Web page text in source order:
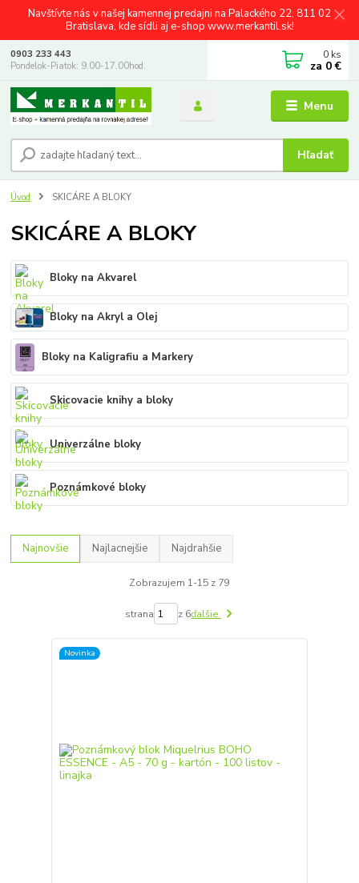
Navštívte nás v našej kamennej predajni na Palackého 22, 811 02
Bratislava, kde sídli aj e-shop www.merkantil.sk!
Menu
Hľadať
0903 233 443
Pondelok-Piatok: 9.00-17.00hod.
0 ks
za 0 €
Úvod SKICÁRE A BLOKY
SKICÁRE A BLOKY
Bloky na Akvarel
Bloky na Akryl a Olej
Bloky na Kaligrafiu a Markery
Skicovacie knihy a bloky
Univerzálne bloky
Poznámkové bloky
Najnovšie Najlacnejšie Najdrahšie
Zobrazujem 1-15 z 79
strana z 6ďalšie
Novinka